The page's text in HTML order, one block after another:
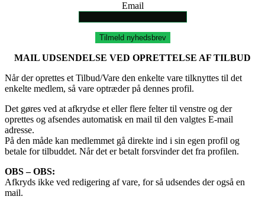
Email
Tilmeld nyhedsbrev
MAIL UDSENDELSE VED OPRETTELSE AF TILBUD
Når der oprettes et Tilbud/Vare den enkelte vare tilknyttes til det
enkelte medlem, så vare optræder på dennes profil.
Det gøres ved at afkrydse et eller flere felter til venstre og der
oprettes og afsendes automatisk en mail til den valgtes E-mail
adresse.
På den måde kan medlemmet gå direkte ind i sin egen profil og
betale for tilbuddet. Når det er betalt forsvinder det fra profilen.
OBS – OBS:
Afkryds ikke ved redigering af vare, for så udsendes der også en
mail.